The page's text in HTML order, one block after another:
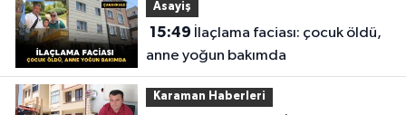
Asayiş
15:49
anne yoğun bakımda
Karaman Haberleri